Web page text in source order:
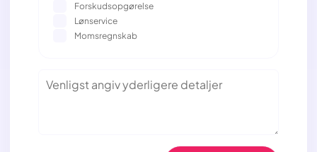
Forskudsopgørelse
Lønservice
Momsregnskab